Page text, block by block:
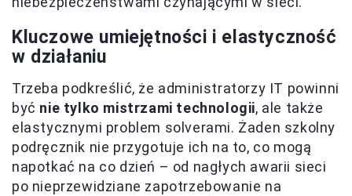
Kluczowe umiejętności i elastyczność
w działaniu
Trzeba podkreślić, że administratorzy IT powinni
być nie tylko mistrzami technologii, ale także
elastycznymi problem solverami. Żaden szkolny
podręcznik nie przygotuje ich na to, co mogą
napotkać na co dzień – od nagłych awarii sieci
po nieprzewidziane zapotrzebowanie na